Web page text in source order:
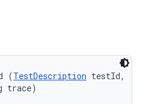
(TestDescription testId,
trace)